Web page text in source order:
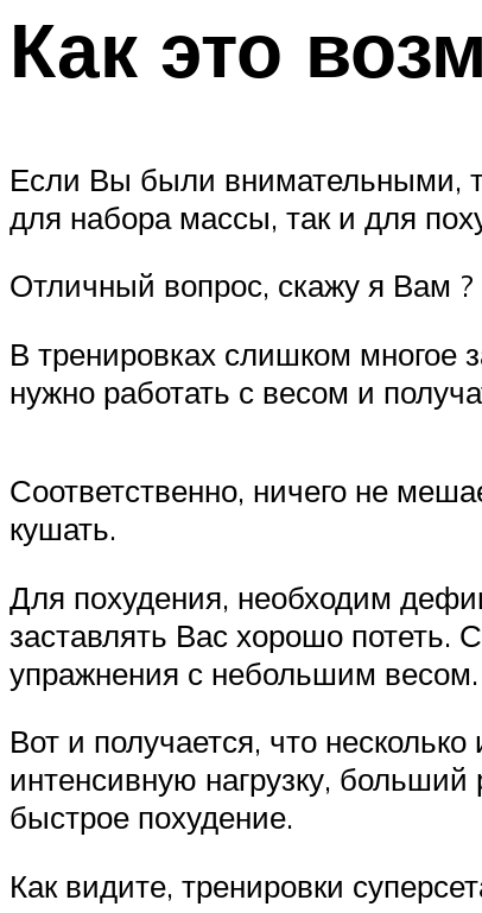
Как это
Если Вы были внимательными,
для набора массы, так и для
Отличный вопрос, скажу я Вам ?
В тренировках слишком многое
нужно работать с весом и
Соответственно, ничего не
кушать.
Для похудения, необходим
заставлять Вас хорошо потеть.
упражнения с небольшим весом.
Вот и получается, что
интенсивную нагрузку,
быстрое похудение.
Как видите, тренировки